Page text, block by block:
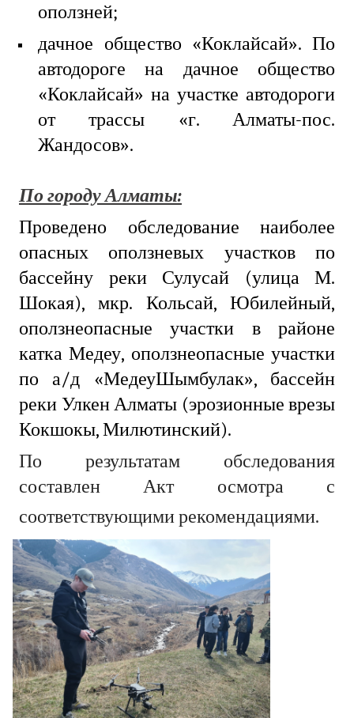
оползней;
дачное общество «Коклайсай». По
автодороге на дачное общество
«Коклайсай» на участке автодороги
от трассы «г. Алматы-пос.
Жандосов».
По городу Алматы:
Проведено обследование наиболее
опасных оползневых участков по
бассейну реки Сулусай (улица М.
Шокая), мкр. Кольсай, Юбилейный,
оползнеопасные участки в районе
катка Медеу, оползнеопасные участки
по а/д «МедеуШымбулак», бассейн
реки Улкен Алматы (эрозионные врезы
Кокшокы, Милютинский).
По результатам обследования
составлен Акт осмотра с
соответствующими рекомендациями.